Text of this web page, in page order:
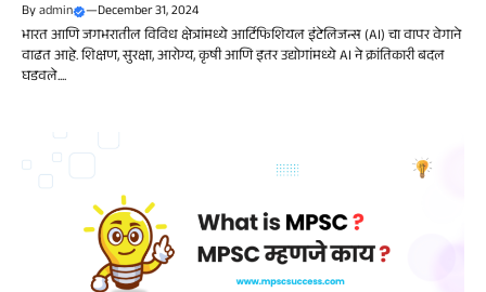
Byadmin —December 31, 2024
भारत आणि जगभरातील विविध क्षेत्रांमध्ये आर्टिफिशियल इंटेलिजन्स (AI) चा वापर वेगाने
वाढत आहे. शिक्षण, सुरक्षा, आरोग्य, कृषी आणि इतर उद्योगांमध्ये AI ने क्रांतिकारी बदल
घडवले....